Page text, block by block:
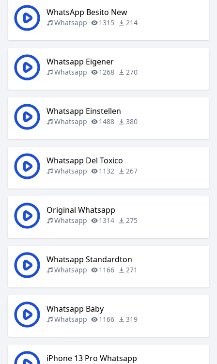
WhatsApp Besito New
Whatsapp 1315 214
Whatsapp Eigener
Whatsapp 1268 270
Whatsapp Einstellen
Whatsapp 1488 380
Whatsapp Del Toxico
Whatsapp 1132 267
Original Whatsapp
Whatsapp 1314 275
Whatsapp Standardton
Whatsapp 1166 271
Whatsapp Baby
Whatsapp 1166 319
iPhone 13 Pro Whatsapp